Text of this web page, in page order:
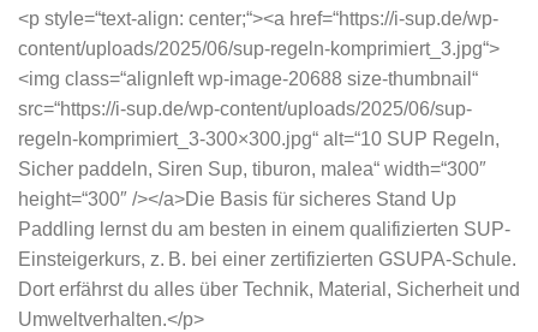
<p style=“text-align: center;“><a href=“https://i-sup.de/wp-
content/uploads/2025/06/sup-regeln-komprimiert_3.jpg“>
<img class=“alignleft wp-image-20688 size-thumbnail“
src=“https://i-sup.de/wp-content/uploads/2025/06/sup-
regeln-komprimiert_3-300×300.jpg“ alt=“10 SUP Regeln,
Sicher paddeln, Siren Sup, tiburon, malea“ width=“300″
height=“300″ /></a>Die Basis für sicheres Stand Up
Paddling lernst du am besten in einem qualifizierten SUP-
Einsteigerkurs, z. B. bei einer zertifizierten GSUPA-Schule.
Dort erfährst du alles über Technik, Material, Sicherheit und
Umweltverhalten.</p>